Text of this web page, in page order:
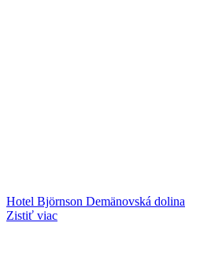
Hotel Björnson Demänovská dolina
Zistiť viac